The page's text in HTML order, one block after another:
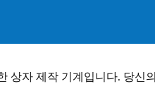
상자 제작 기계입니다. 당신의